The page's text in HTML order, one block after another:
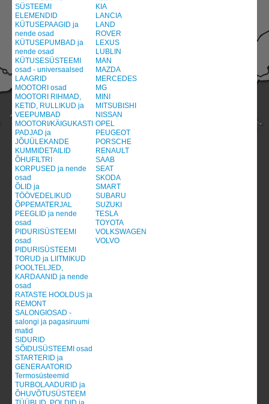
SÜSTEEMI
ELEMENDID
KÜTUSEPAAGID ja
nende osad
KÜTUSEPUMBAD ja
nende osad
KÜTUSESÜSTEEMI
osad - universaalsed
LAAGRID
MOOTORI osad
MOOTORI RIHMAD,
KETID, RULLIKUD ja
VEEPUMBAD
MOOTORI/KÄIGUKASTI
PADJAD ja
JÕUÜLEKANDE
KUMMIDETAILID
ÕHUFILTRI
KORPUSED ja nende
osad
ÕLID ja
TÖÖVEDELIKUD
ÕPPEMATERJAL
PEEGLID ja nende
osad
PIDURISÜSTEEMI
osad
PIDURISÜSTEEMI
TORUD ja LIITMIKUD
POOLTELJED,
KARDAANID ja nende
osad
RATASTE HOOLDUS ja
REMONT
SALONGIOSAD -
salongi ja pagasiruumi
matid
SIDURID
SÕIDUSÜSTEEMI osad
STARTERID ja
GENERAATORID
Termosüsteemid
TURBOLAADURID ja
ÕHUVÕTUSÜSTEEM
KIA
LANCIA
LAND
ROVER
LEXUS
LUBLIN
MAN
MAZDA
MERCEDES
MG
MINI
MITSUBISHI
NISSAN
OPEL
PEUGEOT
PORSCHE
RENAULT
SAAB
SEAT
SKODA
SMART
SUBARU
SUZUKI
TESLA
TOYOTA
VOLKSWAGEN
VOLVO